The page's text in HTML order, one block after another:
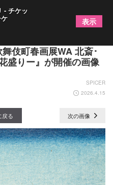
の春画『蛸と海女』も
伎町春画展WA 北斎･
盛りー』が開催の画像
SPICER
2026.4.15
戻る 次の画像
- チケッ
表示